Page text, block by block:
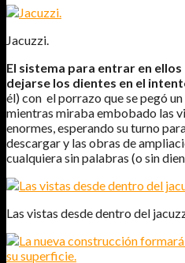
Jacuzzi.
El sistema para entrar en
dejarse los dientes en el
él) con el porrazo que se pegó
mientras miraba embobado las
enormes, esperando su turno
descargar y las obras de
cualquiera sin palabras (o sin
Las vistas desde dentro del